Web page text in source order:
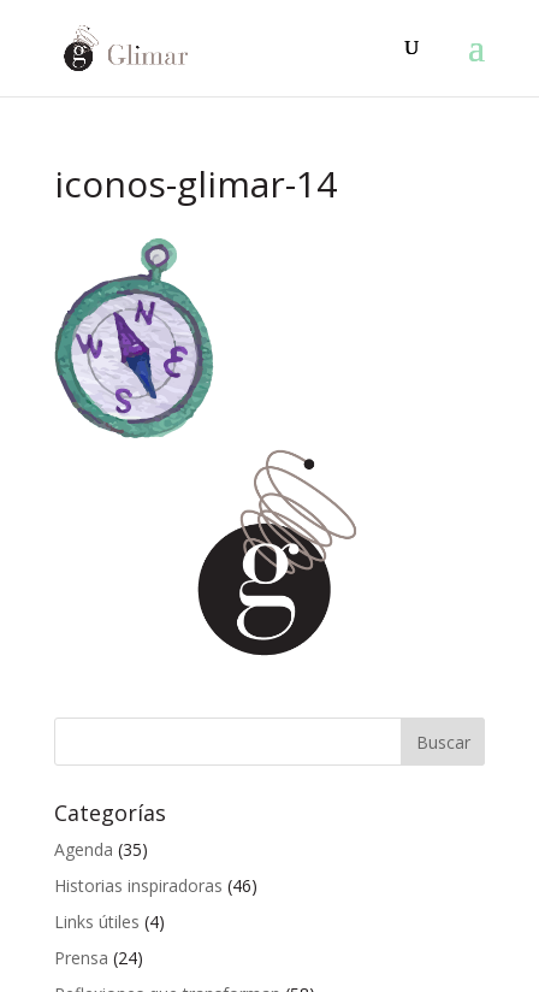
iconos-glimar-14
Categorías
Agenda (35)
Historias inspiradoras (46)
Links útiles (4)
Prensa (24)